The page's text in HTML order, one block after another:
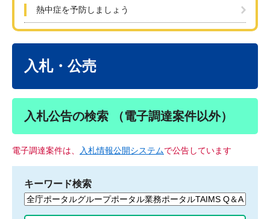
熱中症を予防しましょう
入札・公売
入札公告の検索 （電子調達案件以外）
電子調達案件は、 入札情報公開システムで公告しています
キーワード検索
検